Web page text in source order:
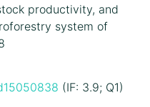
productivity, and
system of
(IF: 3.9; Q1)